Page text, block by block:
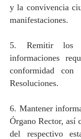
y la convivencia
manifestaciones.
5. Remitir los
informaciones
conformidad con
Resoluciones.
6. Mantener
Órgano Rector, así
del respectivo